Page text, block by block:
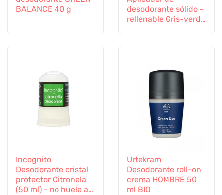
BALANCE 40 g
desodorante sólido -
rellenable Gris-verde
Incognito
Desodorante cristal
protector Citronela
(50 ml) - no huele a
Urtekram
Desodorante roll-on
crema HOMBRE 50
ml BIO